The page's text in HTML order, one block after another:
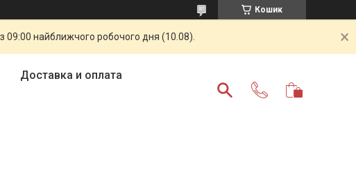
Кошик
09:00 найближчого робочого дня (10.08).
Доставка и оплата